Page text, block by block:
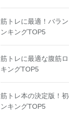
筋トレに最適！バラ
ンキングTOP5
筋トレに最適な腹筋
キングTOP5
筋トレ本の決定版！
ンキングTOP5